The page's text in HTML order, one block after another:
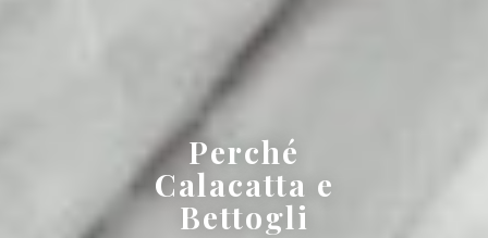
Perché
Calacatta e
Bettogli